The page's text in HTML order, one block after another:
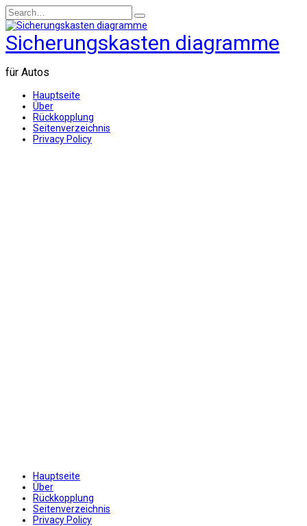
Skip
to
content
Search
for:
Sicherungskasten diagramme
für Autos
Hauptseite
Über
Rückkopplung
Seitenverzeichnis
Privacy Policy
Hauptseite
Über
Rückkopplung
Seitenverzeichnis
Privacy Policy